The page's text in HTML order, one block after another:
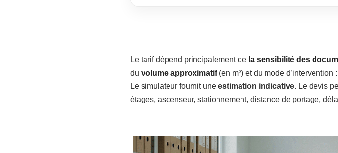
Le tarif dépend principalement de la sensibilité des
du volume approximatif(en m³) et du mode d’intervention :
Le simulateur fournit une estimation indicative. Le devis
étages, ascenseur, stationnement, distance de portage,